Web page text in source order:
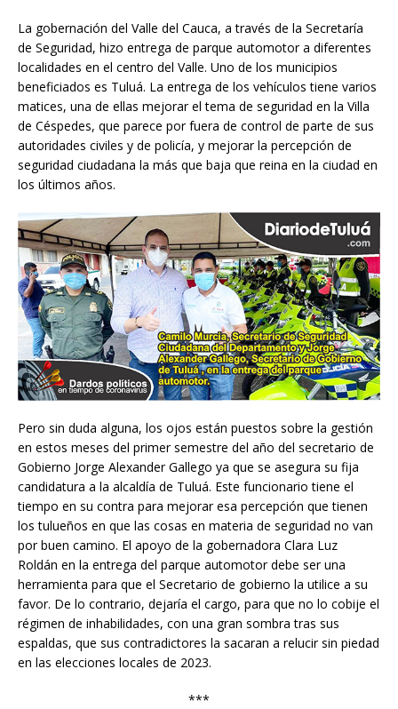
La gobernación del Valle del Cauca, a través de la Secretaría
de Seguridad, hizo entrega de parque automotor a diferentes
localidades en el centro del Valle. Uno de los municipios
beneficiados es Tuluá. La entrega de los vehículos tiene varios
matices, una de ellas mejorar el tema de seguridad en la Villa
de Céspedes, que parece por fuera de control de parte de sus
autoridades civiles y de policía, y mejorar la percepción de
seguridad ciudadana la más que baja que reina en la ciudad en
los últimos años.
Pero sin duda alguna, los ojos están puestos sobre la gestión
en estos meses del primer semestre del año del secretario de
Gobierno Jorge Alexander Gallego ya que se asegura su fija
candidatura a la alcaldía de Tuluá. Este funcionario tiene el
tiempo en su contra para mejorar esa percepción que tienen
los tulueños en que las cosas en materia de seguridad no van
por buen camino. El apoyo de la gobernadora Clara Luz
Roldán en la entrega del parque automotor debe ser una
herramienta para que el Secretario de gobierno la utilice a su
favor. De lo contrario, dejaría el cargo, para que no lo cobije el
régimen de inhabilidades, con una gran sombra tras sus
espaldas, que sus contradictores la sacaran a relucir sin piedad
en las elecciones locales de 2023.
***